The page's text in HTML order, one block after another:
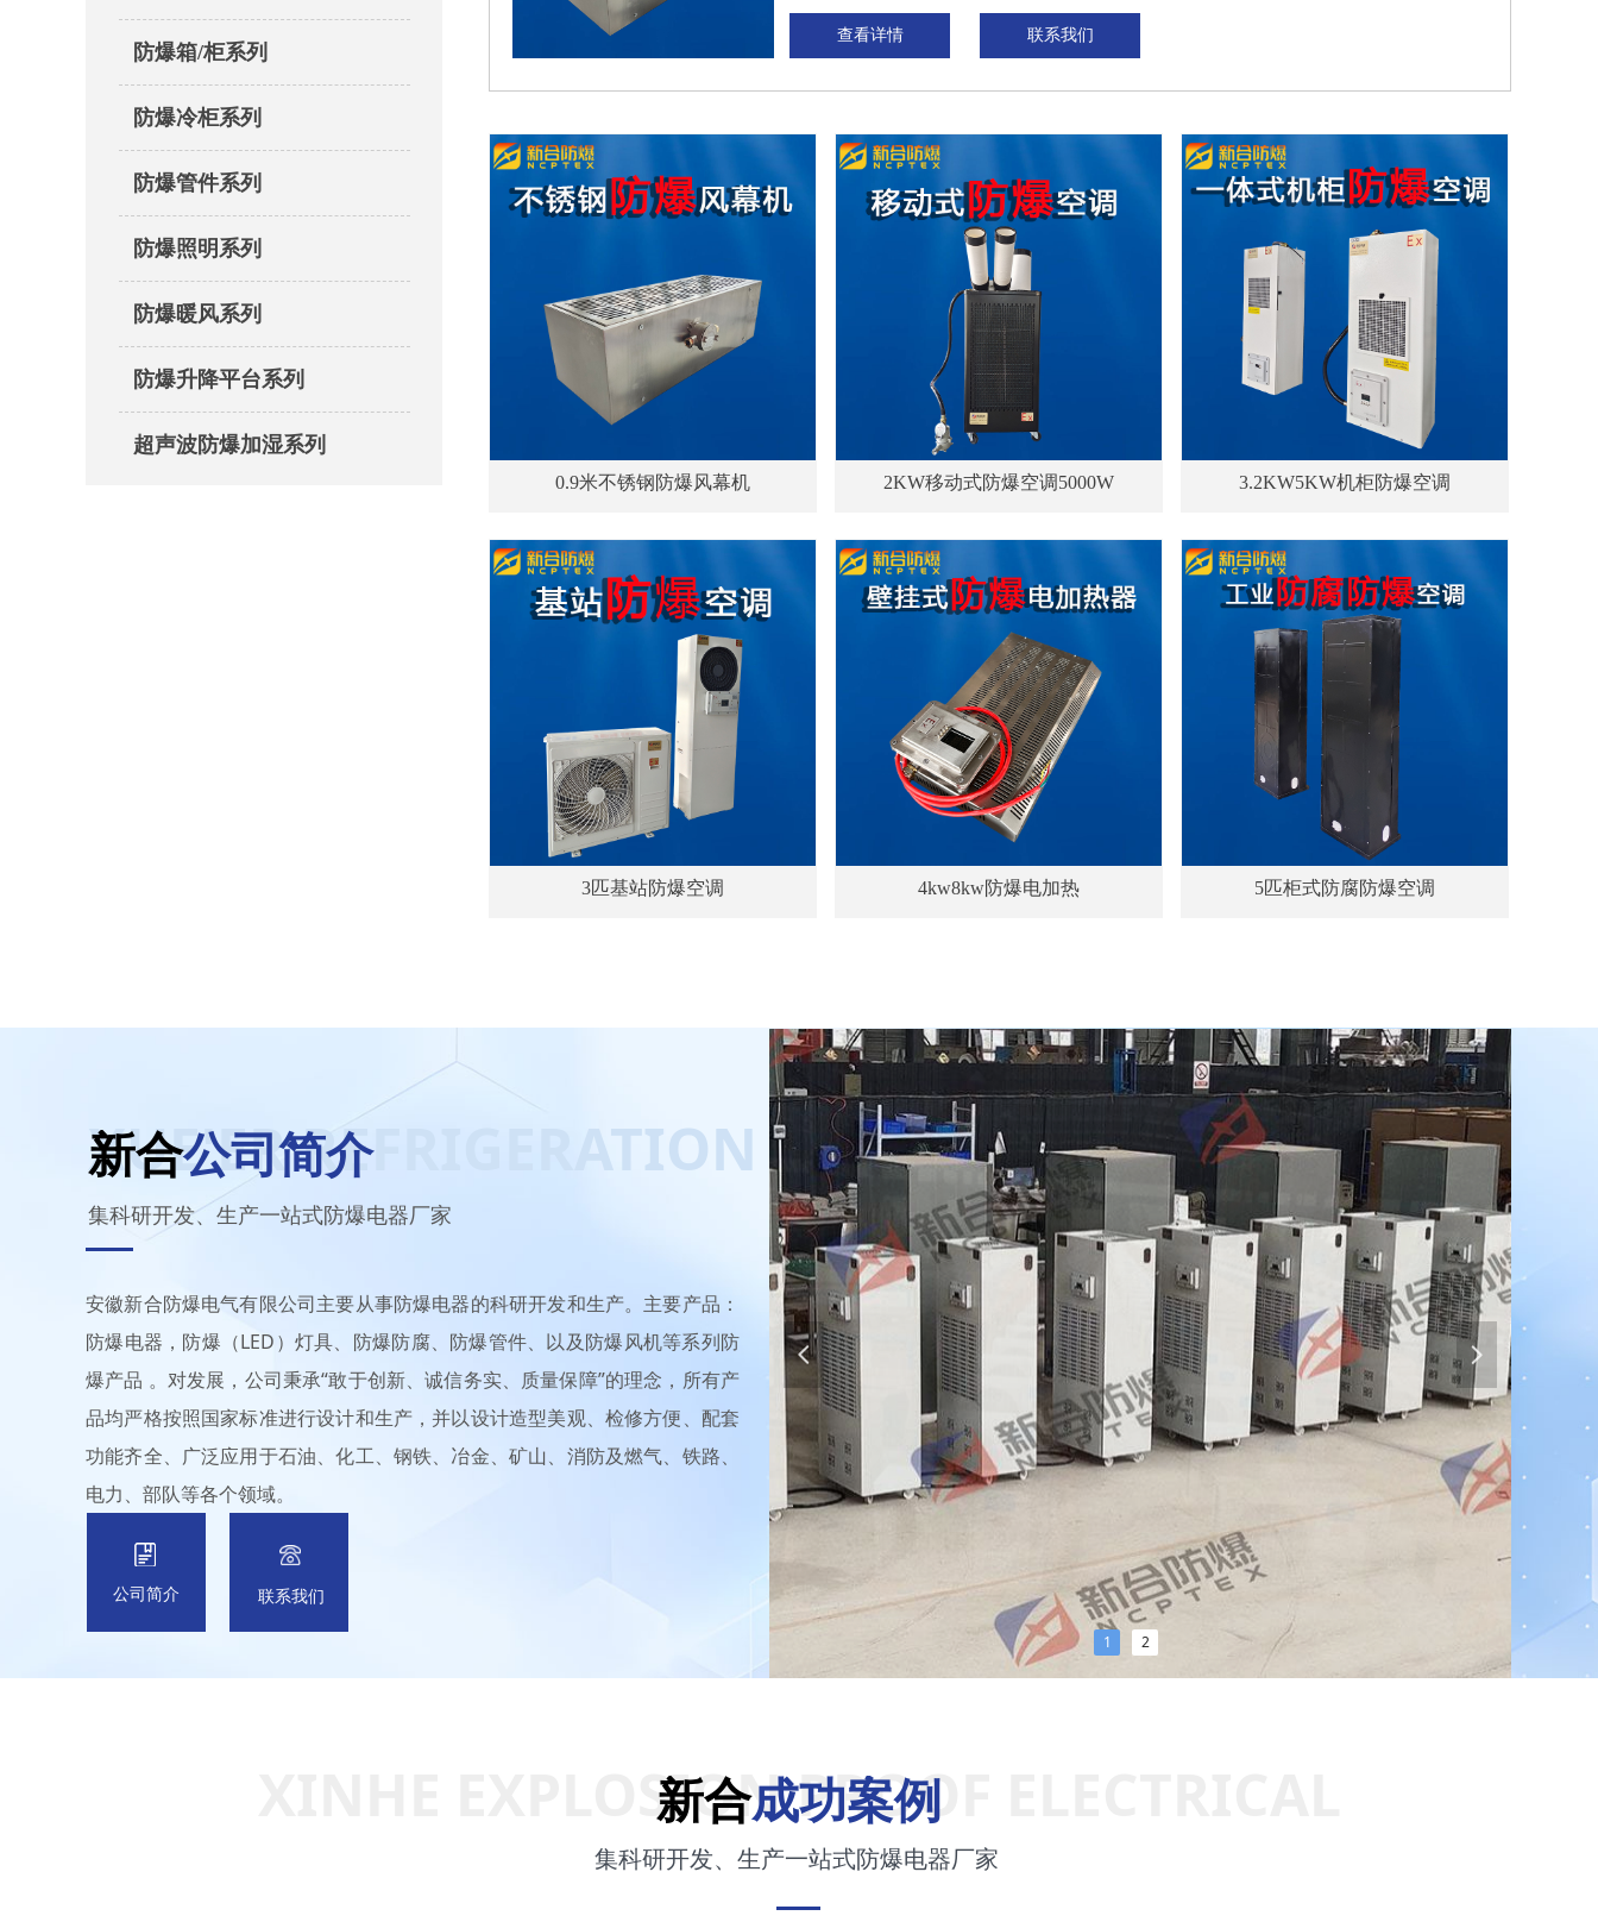
防爆箱/柜系列
防爆冷柜系列
防爆管件系列
防爆照明系列
防爆暖风系列
防爆升降平台系列
超声波防爆加湿系列
查看详情 联系我们
0.9米不锈钢防爆风幕机 2KW移动式防爆空调5000W 3.2KW5KW机柜防爆空调
3匹基站防爆空调 4kw8kw防爆电加热 5匹柜式防腐防爆空调
XUE'ER REFRIGERATION
新合公司简介
安徽新合防爆电气有限公司主要从事防爆电器的科研开发和生产。主要产品：
防爆电器，防爆（LED）灯具、防爆防腐、防爆管件、以及防爆风机等系列防
爆产品 。对发展，公司秉承“敢于创新、诚信务实、质量保障”的理念，所有产
品均严格按照国家标准进行设计和生产，并以设计造型美观、检修方便、配套
功能齐全、广泛应用于石油、化工、钢铁、冶金、矿山、消防及燃气、铁路、
电力、部队等各个领域。
集科研开发、生产一站式防爆电器厂家
1 2
넳 넲
公司简介 联系我们
XINHE EXPLOSION PROOF ELECTRICAL
新合成功案例
集科研开发、生产一站式防爆电器厂家